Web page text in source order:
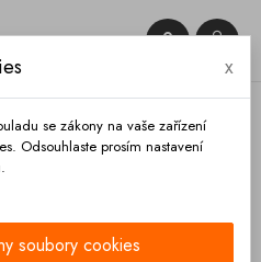


x
se zákony na vaše zařízení
Odsouhlaste prosím nastavení
soubory cookies